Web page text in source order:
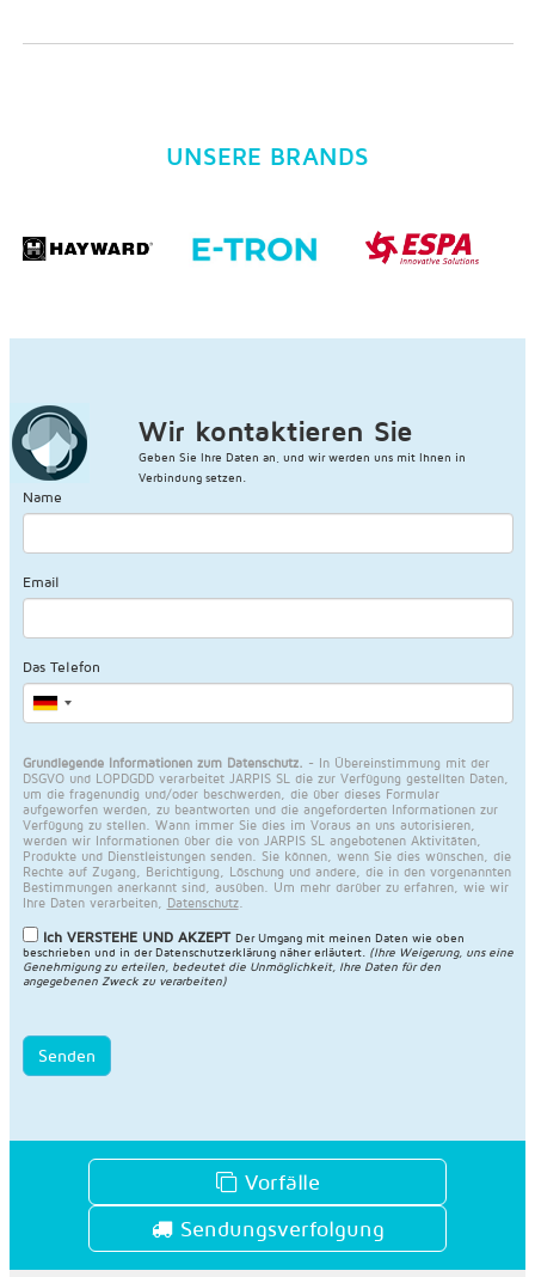
UNSERE BRANDS
Wir kontaktieren Sie
Geben Sie Ihre Daten an, und wir werden uns mit Ihnen in
Verbindung setzen.
Name
Email
Das Telefon
Grundlegende Informationen zum Datenschutz. - In Übereinstimmung mit der
DSGVO und LOPDGDD verarbeitet JARPIS SL die zur Verfügung gestellten Daten,
um die fragenundig und/oder beschwerden, die über dieses Formular
aufgeworfen werden, zu beantworten und die angeforderten Informationen zur
Verfügung zu stellen. Wann immer Sie dies im Voraus an uns autorisieren,
werden wir Informationen über die von JARPIS SL angebotenen Aktivitäten,
Produkte und Dienstleistungen senden. Sie können, wenn Sie dies wünschen, die
Rechte auf Zugang, Berichtigung, Löschung und andere, die in den vorgenannten
Bestimmungen anerkannt sind, ausüben. Um mehr darüber zu erfahren, wie wir
Ihre Daten verarbeiten,
Datenschutz.
Ich VERSTEHE UND AKZEPT Der Umgang mit meinen Daten wie oben
beschrieben und in derDatenschutzerklärung näher erläutert. (Ihre Weigerung, uns eine
Genehmigung zu erteilen, bedeutet die Unmöglichkeit, Ihre Daten für den
angegebenen Zweck zu verarbeiten)
Senden
Vorfälle
Sendungsverfolgung